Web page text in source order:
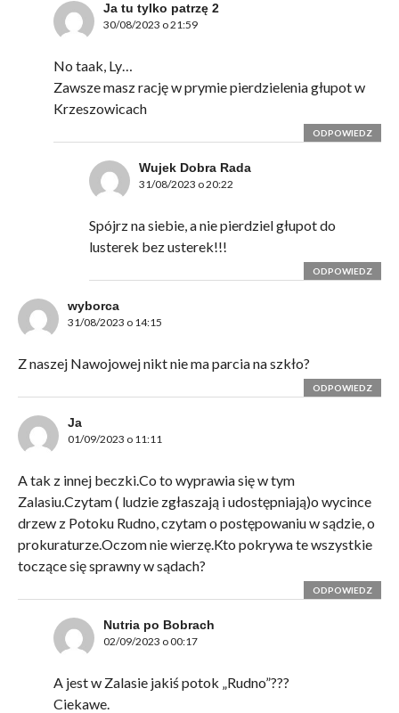
Ja tu tylko patrzę 2
30/08/2023 o 21:59
No taak, Ly…
Zawsze masz rację w prymie pierdzielenia głupot w
Krzeszowicach
ODPOWIEDZ
Wujek Dobra Rada
31/08/2023 o 20:22
Spójrz na siebie, a nie pierdziel głupot do
lusterek bez usterek!!!
ODPOWIEDZ
wyborca
31/08/2023 o 14:15
Z naszej Nawojowej nikt nie ma parcia na szkło?
ODPOWIEDZ
Ja
01/09/2023 o 11:11
A tak z innej beczki.Co to wyprawia się w tym
Zalasiu.Czytam ( ludzie zgłaszają i udostępniają)o wycince
drzew z Potoku Rudno, czytam o postępowaniu w sądzie, o
prokuraturze.Oczom nie wierzę.Kto pokrywa te wszystkie
toczące się sprawny w sądach?
ODPOWIEDZ
Nutria po Bobrach
02/09/2023 o 00:17
A jest w Zalasie jakiś potok „Rudno”???
Ciekawe.